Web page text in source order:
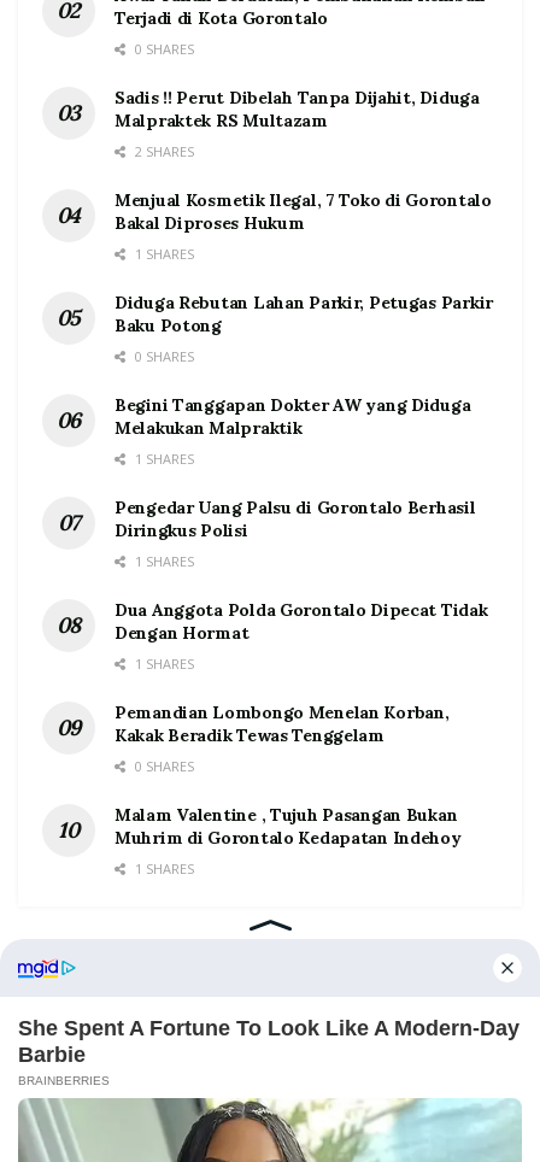
Terjadi di Kota Gorontalo
0 SHARES
Sadis !! Perut Dibelah Tanpa Dijahit, Diduga
Malpraktek RS Multazam
2 SHARES
Menjual Kosmetik Ilegal, 7 Toko di Gorontalo
Bakal Diproses Hukum
1 SHARES
Diduga Rebutan Lahan Parkir, Petugas Parkir
Baku Potong
0 SHARES
Begini Tanggapan Dokter AW yang Diduga
Melakukan Malpraktik
1 SHARES
Pengedar Uang Palsu di Gorontalo Berhasil
Diringkus Polisi
1 SHARES
Dua Anggota Polda Gorontalo Dipecat Tidak
Dengan Hormat
1 SHARES
Pemandian Lombongo Menelan Korban,
Kakak Beradik Tewas Tenggelam
0 SHARES
Malam Valentine , Tujuh Pasangan Bukan
Muhrim di Gorontalo Kedapatan Indehoy
1 SHARES
Home Tentang Kontak Redaksi Pedoman Media Siber